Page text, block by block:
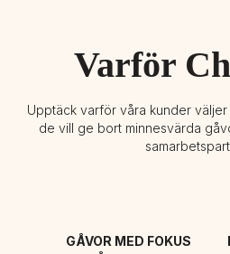
Varför
Upptäck varför våra kunder
de vill ge bort minnesvärda
GÅVOR MED FOKUS